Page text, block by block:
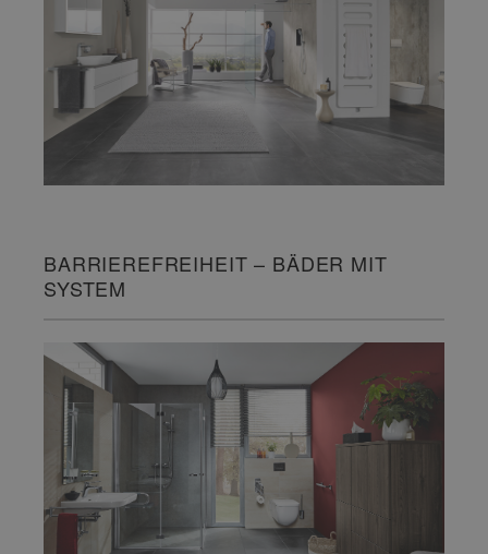
BARRIEREFREIHEIT – BÄDER MIT
SYSTEM